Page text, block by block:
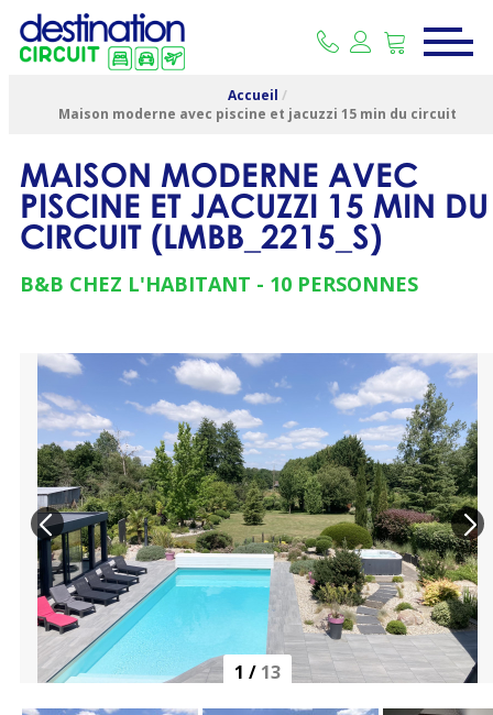
Accueil /
Maison moderne avec piscine et jacuzzi 15 min du circuit
MAISON MODERNE AVEC
PISCINE ET JACUZZI 15 MIN DU
CIRCUIT (LMBB_2215_S)
B&B CHEZ L'HABITANT 10 PERSONNES
1 / 13